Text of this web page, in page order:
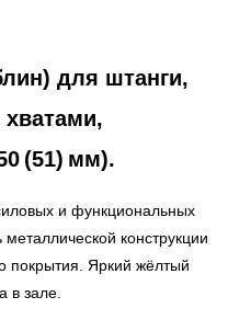
для штанги,
хватами,
(51) мм).
и функциональных
конструкции
покрытия. Яркий жёлтый
в зале.